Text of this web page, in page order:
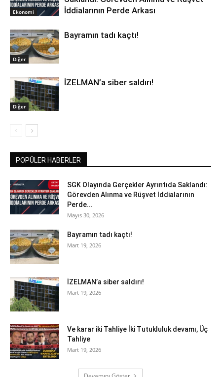
Ekonomi
İddialarının Perde Arkası
Diğer
Bayramın tadı kaçtı!
Diğer
İZELMAN’a siber saldırı!
POPÜLER HABERLER
SGK Olayında Gerçekler Ayrıntıda Saklandı:
Görevden Alınma ve Rüşvet İddialarının
Perde...
Mayıs 30, 2026
Bayramın tadı kaçtı!
Mart 19, 2026
İZELMAN’a siber saldırı!
Mart 19, 2026
Ve karar iki Tahliye İki Tutukluluk devamı, Üç
Tahliye
Mart 19, 2026